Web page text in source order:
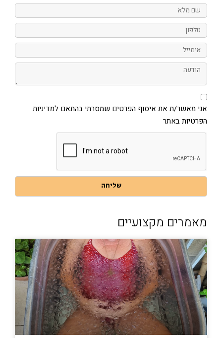
שם
מלא
טלפון
אימייל
הודעה
אני
מאשר/ת
את
הפרטים
שמסרתי
באתר
אני מאשר/ת את איסוף הפרטים שמסרתי בהתאם למדיניות
הפרטיות באתר
שליחה
מאמרים מקצועיים